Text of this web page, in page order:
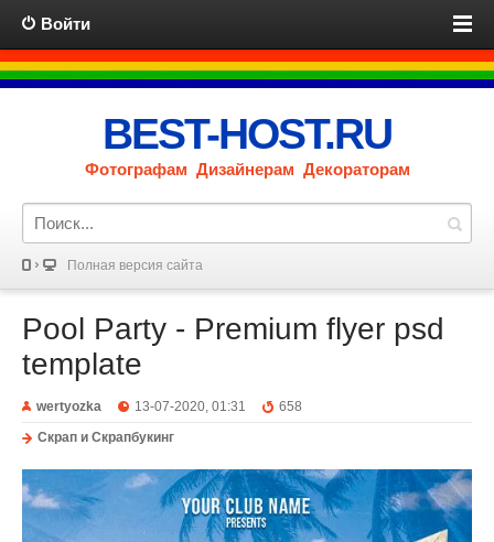
Войти
BEST-HOST.RU
Фотографам Дизайнерам Декораторам
Полная версия сайта
Pool Party - Premium flyer psd
template
wertyozka 13-07-2020, 01:31
658
Скрап и Скрапбукинг